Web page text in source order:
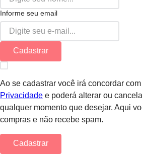
Informe seu email
Cadastrar
Ao se cadastrar você irá concordar
Privacidade e poderá alterar ou
qualquer momento que desejar. Aqui
compras e não recebe spam.
Cadastrar